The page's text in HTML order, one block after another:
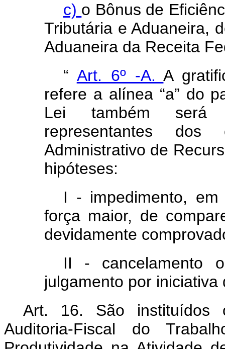
c) o Bônus de
Tributária e Aduaneira,
Aduaneira da Receita
“ Art. 6º -A.A
refere a alínea “a” do
Lei também será
representantes dos
Administrativo de
hipóteses:
I - impedimento,
força maior, de
devidamente
II - cancelamento
julgamento por iniciativa
Art. 16. São instituídos
Auditoria-Fiscal do